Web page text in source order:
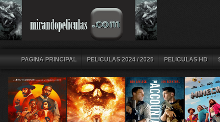
PAGINA PRINCIPAL PELICULAS 2024 / 2025 PELICULAS HD